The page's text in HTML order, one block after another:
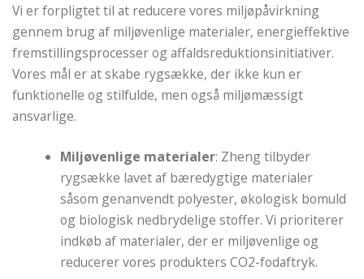
Vi er forpligtet til at reducere vores miljøpåvirkning
gennem brug af miljøvenlige materialer, energieffektive
fremstillingsprocesser og affaldsreduktionsinitiativer.
Vores mål er at skabe rygsække, der ikke kun er
funktionelle og stilfulde, men også miljømæssigt
ansvarlige.
Miljøvenlige materialer: Zheng tilbyder
rygsække lavet af bæredygtige materialer
såsom genanvendt polyester, økologisk bomuld
og biologisk nedbrydelige stoffer. Vi prioriterer
indkøb af materialer, der er miljøvenlige og
reducerer vores produkters CO2-fodaftryk.